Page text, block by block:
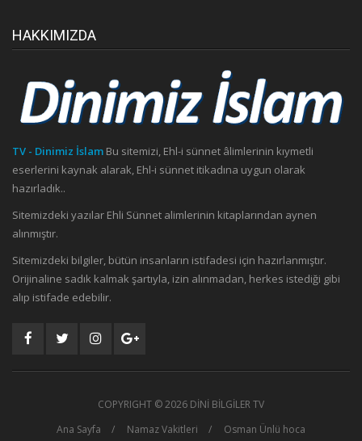
HAKKIMIZDA
TV - Dinimiz İslam Bu sitemizi, Ehl-i sünnet âlimlerinin kıymetli
eserlerini kaynak alarak, Ehl-i sünnet itikadına uygun olarak
hazırladık..
Sitemizdeki yazılar Ehli Sünnet alimlerinin kitaplarından aynen
alınmıştır.
Sitemizdeki bilgiler, bütün insanların istifadesi için hazırlanmıştır.
Orijinaline sadık kalmak şartıyla, izin alınmadan, herkes istediği gibi
alıp istifade edebilir.
COPYRIGHT ©2026 DİNİ BİLGİLER TV
Ana Sayfa
Namaz Vakitleri Osman Ünlü hoca